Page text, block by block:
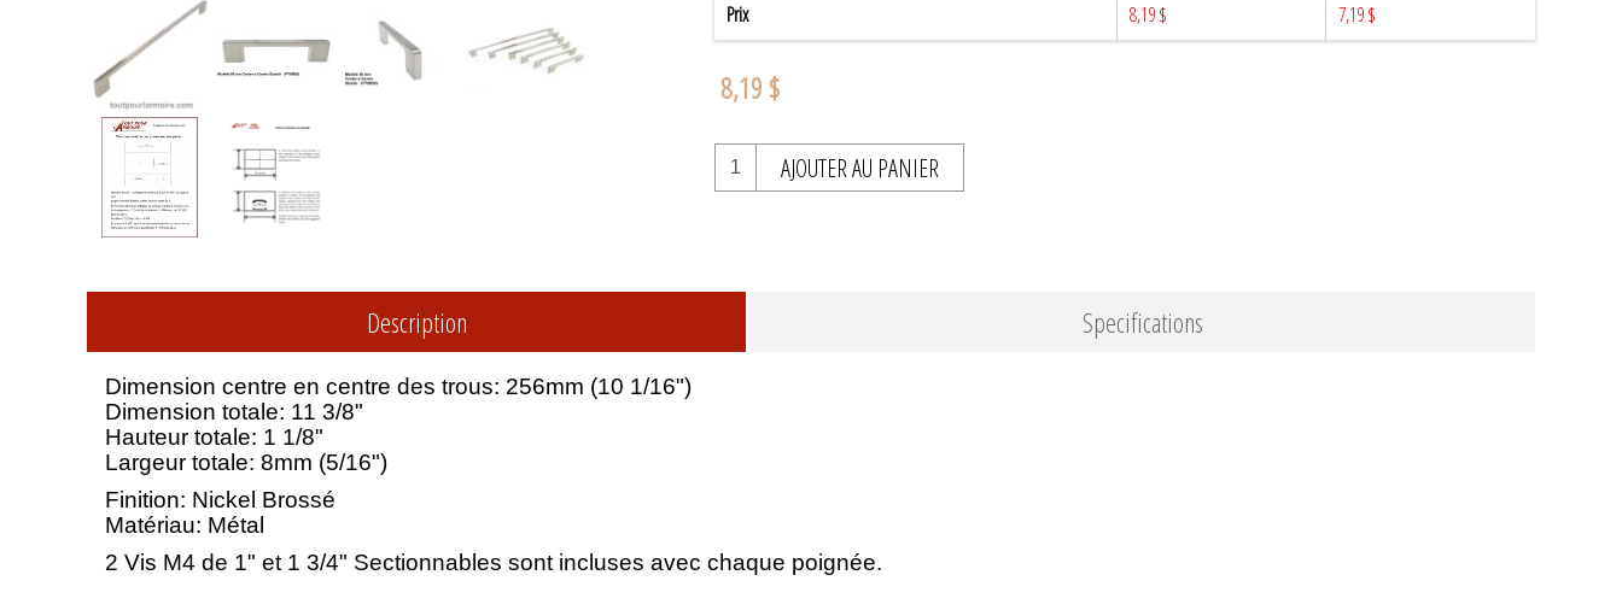
Prix
8,19 $ 7,19 $
8,19 $
AJOUTER AU PANIER
Description Specifications
Dimension centre en centre des trous: 256mm (10 1/16")
Dimension totale: 11 3/8"
Hauteur totale: 1 1/8"
Largeur totale: 8mm (5/16")
Finition: Nickel Brossé
Matériau: Métal
2 Vis M4 de 1" et 1 3/4" Sectionnables sont incluses avec chaque poignée.